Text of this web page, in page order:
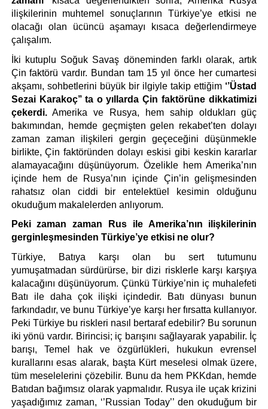
ilişkilerinin muhtemel sonuçlarının Türkiye’ye etkisi ne
olacağı olan ücüncü aşamayı kısaca değerlendirmeye
çalışalım.
İki kutuplu Soğuk Savaş döneminden farklı olarak, artık
Çin faktörü vardır. Bundan tam 15 yıl önce her cumartesi
akşamı, sohbetlerini büyük bir ilgiyle takip ettiğim ‘’Üstad
Sezai Karakoç’’ ta o yıllarda Çin faktörüne dikkatimizi
çekerdi. Amerika ve Rusya, hem sahip oldukları güç
bakımından, hemde geçmişten gelen rekabet’ten dolayı
zaman zaman ilişkileri gergin geçeceğini düşünmekle
birlikte, Çin faktöründen dolayı eskisi gibi keskin kararlar
alamayacağını düşünüyorum. Özelikle hem Amerika’nın
içinde hem de Rusya’nın içinde Çin’in gelişmesinden
rahatsız olan ciddi bir entelektüel kesimin olduğunu
okuduğum makalelerden anlıyorum.
Peki zaman zaman Rus ile Amerika’nın ilişkilerinin
gerginleşmesinden Türkiye’ye etkisi ne olur?
Türkiye, Batıya karşı olan bu sert tutumunu
yumuşatmadan sürdürürse, bir dizi risklerle karşı karşıya
kalacağını düşünüyorum. Çünkü Türkiye’nin iç muhalefeti
Batı ile daha çok ilişki içindedir. Batı dünyası bunun
farkındadır, ve bunu Türkiye’ye karşı her fırsatta kullanıyor.
Peki Türkiye bu riskleri nasıl bertaraf edebilir? Bu sorunun
iki yönü vardır. Birincisi; iç barışını sağlayarak yapabilir. İç
barışı, Temel hak ve özgürlükleri, hukukun evrensel
kurallarını esas alarak, başta Kürt meselesi olmak üzere,
tüm meselelerini çözebilir. Bunu da hem PKKdan, hemde
Batıdan bağımsız olarak yapmalıdır. Rusya ile uçak krizini
yaşadığımız zaman, ‘’Russian Today’’ den okuduğum bir